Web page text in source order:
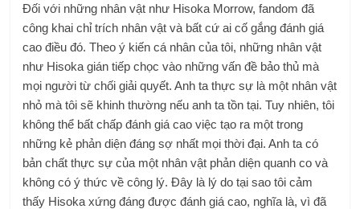
Đối với những nhân vật như Hisoka Morrow, fandom đã
công khai chỉ trích nhân vật và bất cứ ai cố gắng đánh giá
cao điều đó. Theo ý kiến ​​cá nhân của tôi, những nhân vật
như Hisoka gián tiếp chọc vào những vấn đề bảo thủ mà
mọi người từ chối giải quyết. Anh ta thực sự là một nhân vật
nhỏ mà tôi sẽ khinh thường nếu anh ta tồn tại. Tuy nhiên, tôi
không thể bất chấp đánh giá cao việc tạo ra một trong
những kẻ phản diện đáng sợ nhất mọi thời đại. Anh ta có
bản chất thực sự của một nhân vật phản diện quanh co và
không có ý thức về công lý. Đây là lý do tại sao tôi cảm
thấy Hisoka xứng đáng được đánh giá cao, nghĩa là, vì đã